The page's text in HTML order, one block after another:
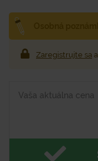
Zaregistrujte sa
Vaša aktuálna cena